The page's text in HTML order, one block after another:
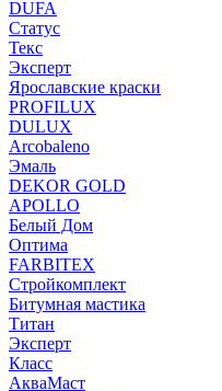
DUFA
Статус
Текс
Эксперт
Ярославские краски
PROFILUX
DULUX
Arcobaleno
Эмаль
DEKOR GOLD
APOLLO
Белый Дом
Оптима
FARBITEX
Стройкомплект
Битумная мастика
Титан
Эксперт
Класс
АкваМаст